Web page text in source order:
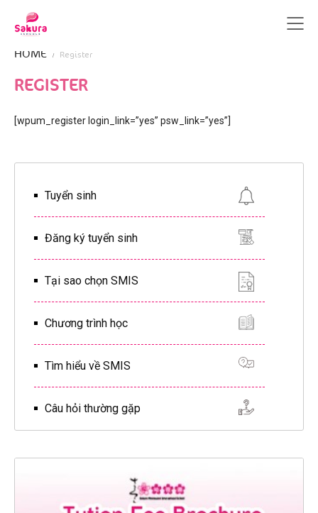
HOME Register
REGISTER
[wpum_register login_link=”yes” psw_link=”yes”]
Tuyển sinh
Đăng ký tuyển sinh
Tại sao chọn SMIS
Chương trình học
Tìm hiểu về SMIS
Câu hỏi thường gặp